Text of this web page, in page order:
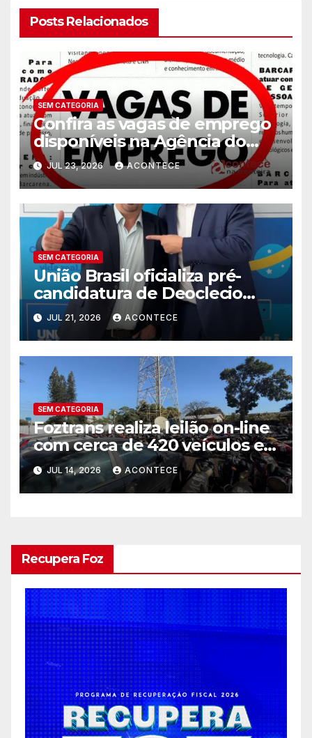
Posts Relacionados
SEM CATEGORIA
Confira as vagas de emprego
disponíveis na Agência do
Trabalhador
JUL 23, 2026 ACONTECE
SEM CATEGORIA
União Brasil oficializa pré-
candidatura de Deoclecio
Duarte a deputado estadual
JUL 21, 2026 ACONTECE
SEM CATEGORIA
Foztrans realiza leilão on-line
com cerca de 420 veículos e
sucatas
JUL 14, 2026 ACONTECE
Recupera Foz